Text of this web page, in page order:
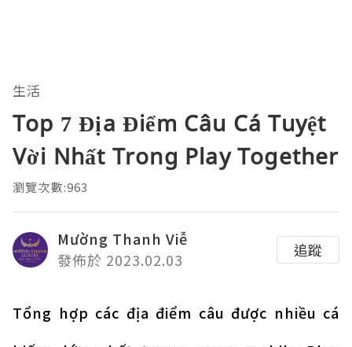
生活
Top 7 Địa Điểm Câu Cá Tuyệt
Vời Nhất Trong Play Together
瀏覽次數:963
Mường Thanh Viễ
發佈於 2023.02.03
追蹤
Tổng hợp các địa điểm câu được nhiều cá